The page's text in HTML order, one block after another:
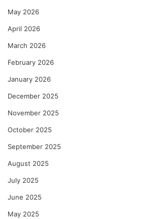
May 2026
April 2026
March 2026
February 2026
January 2026
December 2025
November 2025
October 2025
September 2025
August 2025
July 2025
June 2025
May 2025